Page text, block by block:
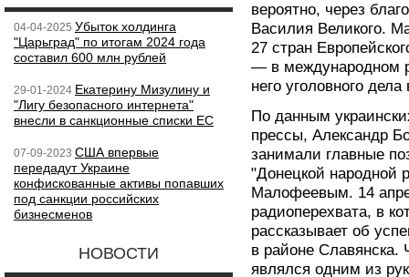
04-04-2025 Убыток холдинга
"Царьград" по итогам 2024 года
составил 600 млн рублей
29-01-2024 Екатерину Мизулину и
"Лигу безопасного интернета"
внесли в санкционные списки ЕС
07-09-2023 США впервые
передадут Украине
конфискованные активы попавших
под санкции российских
бизнесменов
НОВОСТИ
вероятно, через
Василия Великого.
27 стран
— в международном
него уголовного
По данным
прессы, Александр
занимали главные
"Донецкой народной
Малофеевым. 14
радиоперехвата, в
рассказывает об
в районе Славянска.
являлся одним из